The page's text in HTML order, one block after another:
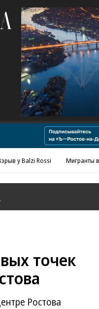
ad
у Balzi Rossi Мигранты
точек
Ростова